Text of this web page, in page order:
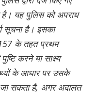
यह पुलिस को अपराध
सूचना है। इसका
157 के तहत प्रथम
करने या साक्ष्य
के आधार पर उसके
सकता है, अगर अदालत